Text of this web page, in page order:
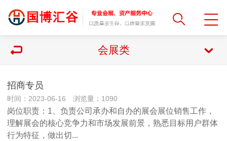
会展类
招商专员
时间：2023-06-16 浏览量：1090
岗位职责：1、负责公司承办和自办的展会展位销售工作，
理解展会的核心竞争力和市场发展前景，熟悉目标用户群体
行为特征，做出切...